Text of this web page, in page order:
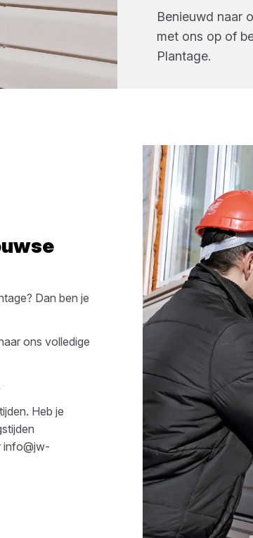
Benieuwd naar
met ons op of
Plantage.
? Dan ben je
ons volledige
Heb je
info@jw-